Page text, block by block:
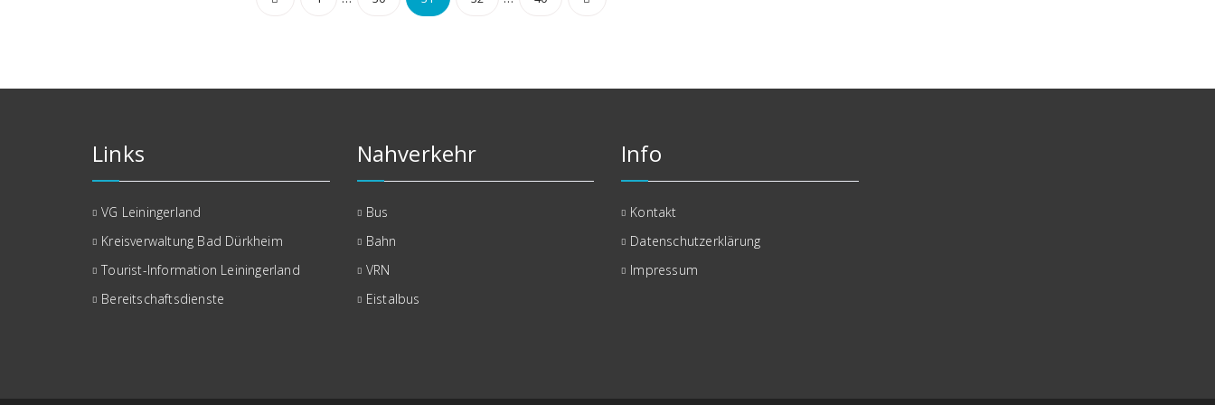
Links
VG Leiningerland
Kreisverwaltung Bad Dürkheim
Tourist-Information Leiningerland
Bereitschaftsdienste
Nahverkehr
Bus
Bahn
VRN
Eistalbus
Info
Kontakt
Datenschutzerklärung
Impressum